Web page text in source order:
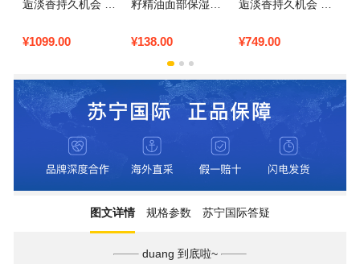
逅淡香持久机会 柔
l¥1099.00
籽精油面部保湿抗
00ml*2瓶
¥138.00
逅淡香持久机会 粉
¥749.00
图文详情 规格参数 苏宁国际答疑
duang 到底啦~